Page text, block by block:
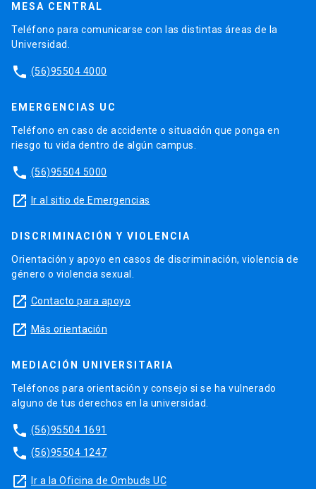
MESA CENTRAL
Teléfono para comunicarse con las distintas áreas de la
Universidad.
phone (56)95504 4000
EMERGENCIAS UC
Teléfono en caso de accidente o situación que ponga en
riesgo tu vida dentro de algún campus.
phone (56)95504 5000
launch Ir al sitio de Emergencias
DISCRIMINACIÓN Y VIOLENCIA
Orientación y apoyo en casos de discriminación, violencia de
género o violencia sexual.
launch Contacto para apoyo
launch Más orientación
MEDIACIÓN UNIVERSITARIA
Teléfonos para orientación y consejo si se ha vulnerado
alguno de tus derechos en la universidad.
phone (56)95504 1691
phone (56)95504 1247
launch Ir a la Oficina de Ombuds UC